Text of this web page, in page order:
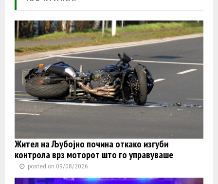
Жител на Љубојно почина откако изгуби
контролa врз моторот што го управуваше
posted on 09/08/2026